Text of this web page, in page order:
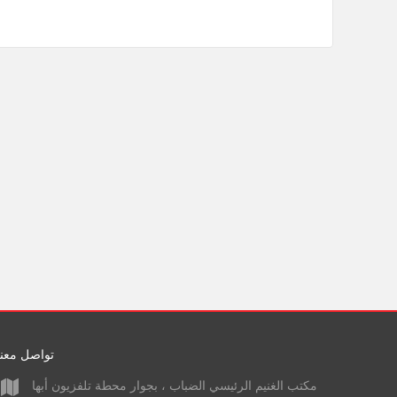
تواصل
مكتب الغنيم الرئيسي الضباب ، بجوار محطة تلفزيون أبها